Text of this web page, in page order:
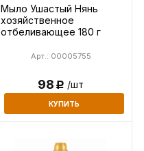
Мыло Ушастый Нянь
хозяйственное
отбеливающее 180 г
Арт.: 00005755
98Р /шт
КУПИТЬ